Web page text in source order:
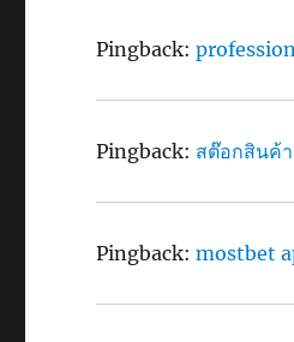
Pingback:
Pingback: สต๊อกสินค้า
Pingback:mostbet